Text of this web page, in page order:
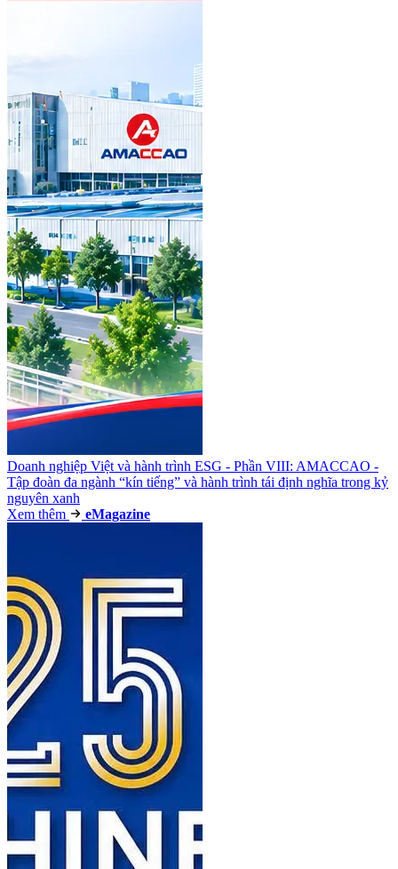
Doanh nghiệp Việt và hành trình ESG - Phần VIII: AMACCAO -
Tập đoàn đa ngành “kín tiếng” và hành trình tái định nghĩa trong kỷ
nguyên xanh
Xem thêm
eMagazine